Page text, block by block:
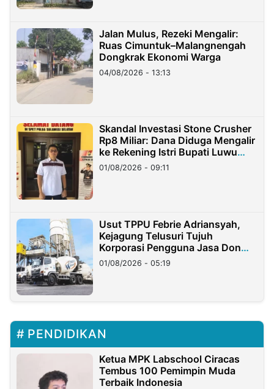
Jalan Mulus, Rezeki Mengalir:
Ruas Cimuntuk–Malangnengah
Dongkrak Ekonomi Warga
04/08/2026 - 13:13
Skandal Investasi Stone Crusher
Rp8 Miliar: Dana Diduga Mengalir
ke Rekening Istri Bupati Luwu
Timur
01/08/2026 - 09:11
Usut TPPU Febrie Adriansyah,
Kejagung Telusuri Tujuh
Korporasi Pengguna Jasa Don
Ritto
01/08/2026 - 05:19
PENDIDIKAN
Ketua MPK Labschool Ciracas
Tembus 100 Pemimpin Muda
Terbaik Indonesia